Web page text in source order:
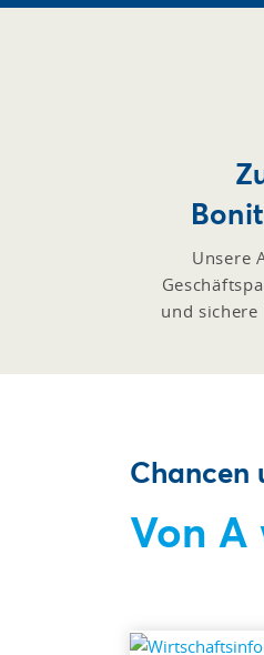
Unsere
und sichere
Chancen
Von